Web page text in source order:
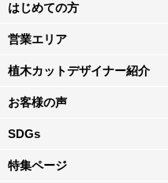
はじめての方
営業エリア
植木カットデザイナー紹介
お客様の声
SDGs
特集ページ